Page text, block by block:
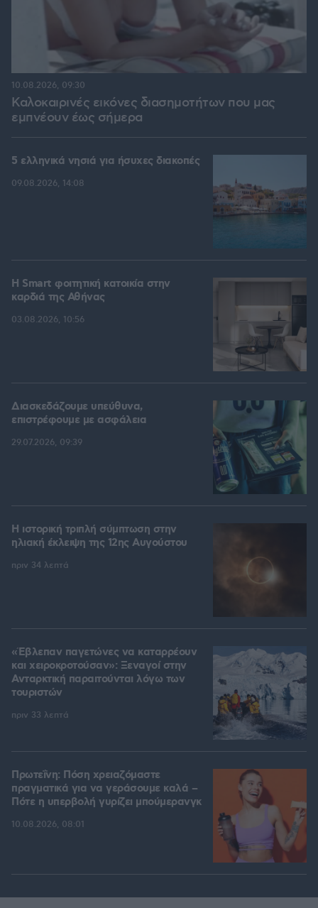
Καλοκαιρινές εικόνες διασημοτήτων που μας
εμπνέουν έως σήμερα
10.08.2026, 09:30
5 ελληνικά νησιά για ήσυχες διακοπές
09.08.2026, 14:08
Η Smart φοιτητική κατοικία στην
καρδιά της Αθήνας
03.08.2026, 10:56
Διασκεδάζουμε υπεύθυνα,
επιστρέφουμε με ασφάλεια
29.07.2026, 09:39
Η ιστορική τριπλή σύμπτωση στην
ηλιακή έκλειψη της 12ης Αυγούστου
πριν 34 λεπτά
«Έβλεπαν παγετώνες να καταρρέουν
και χειροκροτούσαν»: Ξεναγοί στην
Ανταρκτική παραιτούνται λόγω των
τουριστών
πριν 33 λεπτά
Πρωτεΐνη: Πόση χρειαζόμαστε
πραγματικά για να γεράσουμε καλά –
Πότε η υπερβολή γυρίζει μπούμερανγκ
10.08.2026, 08:01